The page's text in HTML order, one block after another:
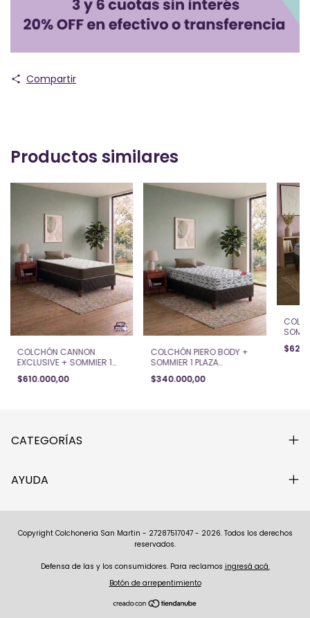
Compartir
Productos similares
COLCHÓN CANNON
EXCLUSIVE + SOMMIER 1
PLAZA (80x190x25)
$610.000,00
COLCHÓN PIERO BODY +
SOMMIER 1 PLAZA
(80x190x18)
$340.000,00
CATEGORÍAS
AYUDA
Copyright Colchoneria San Martin - 27287517047 - 2026. Todos los derechos
reservados.
Defensa de las y los consumidores. Para reclamos ingresá acá.
Botón de arrepentimiento